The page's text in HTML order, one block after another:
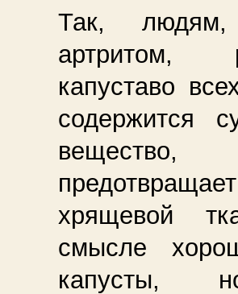
Так, людям,
артритом,
капуставо
содержится
хрящевой
смысле
капусты,